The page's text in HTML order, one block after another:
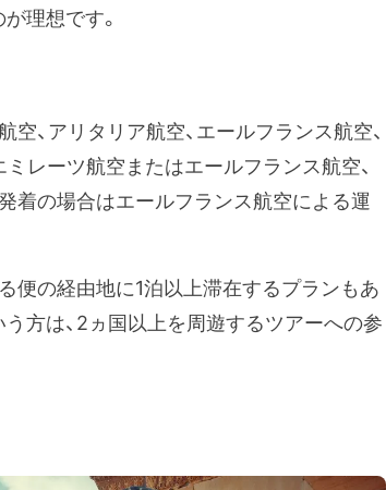
理想です。
、アリタリア航空、エールフランス航空、
レーツ航空またはエールフランス航空、
着の場合はエールフランス航空による運
便の経由地に1泊以上滞在するプランもあ
方は、2ヵ国以上を周遊するツアーへの参